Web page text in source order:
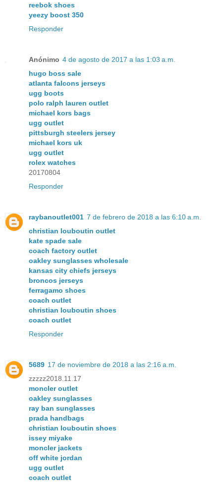
reebok shoes
yeezy boost 350
Responder
Anónimo 4 de agosto de 2017 a las 1:03 a.m.
hugo boss sale
atlanta falcons jerseys
ugg boots
polo ralph lauren outlet
michael kors bags
ugg outlet
pittsburgh steelers jersey
michael kors uk
ugg outlet
rolex watches
20170804
Responder
raybanoutlet001 7 de febrero de 2018 a las 6:10 a.m.
christian louboutin outlet
kate spade sale
coach factory outlet
oakley sunglasses wholesale
kansas city chiefs jerseys
broncos jerseys
ferragamo shoes
coach outlet
christian louboutin shoes
coach outlet
Responder
5689 17 de noviembre de 2018 a las 2:16 a.m.
zzzzz2018.11.17
moncler outlet
oakley sunglasses
ray ban sunglasses
prada handbags
christian louboutin shoes
issey miyake
moncler jackets
off white jordan
ugg outlet
coach outlet